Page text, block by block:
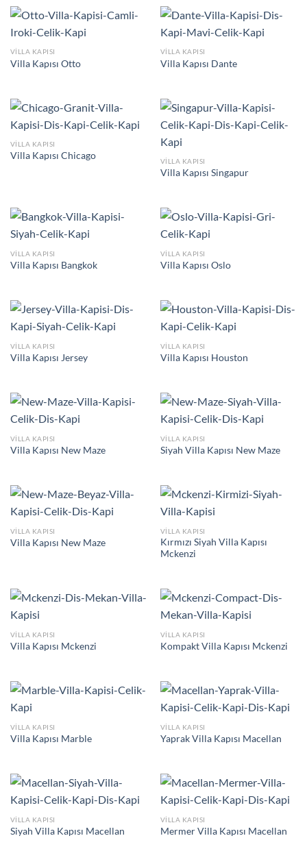
VILLA KAPISI
Villa Kapısı Otto
VILLA KAPISI
Villa Kapısı Dante
VILLA KAPISI
Villa Kapısı Chicago VILLA KAPISI
Villa Kapısı Singapur
VILLA KAPISI
Villa Kapısı Bangkok
VILLA KAPISI
Villa Kapısı Oslo
VILLA KAPISI
Villa Kapısı Jersey
VILLA KAPISI
Villa Kapısı Houston
VILLA KAPISI
Villa Kapısı New Maze
VILLA KAPISI
Siyah Villa Kapısı New Maze
VILLA KAPISI
Villa Kapısı New Maze
VILLA KAPISI
Kırmızı Siyah Villa Kapısı
Mckenzi
VILLA KAPISI
Villa Kapısı Mckenzi
VILLA KAPISI
Kompakt Villa Kapısı Mckenzi
VILLA KAPISI
Villa Kapısı Marble
VILLA KAPISI
Yaprak Villa Kapısı Macellan
VILLA KAPISI
Siyah Villa Kapısı Macellan
VILLA KAPISI
Mermer Villa Kapısı Macellan